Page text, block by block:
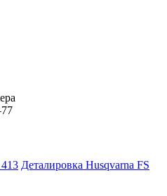
Деталировка Husqvarna FS